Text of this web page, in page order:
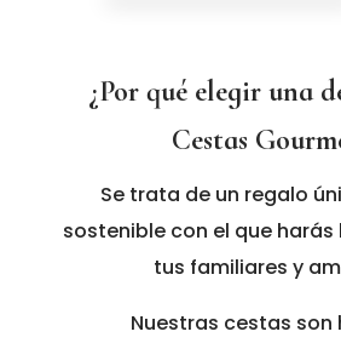
¿Por qué elegir una
Cestas
Se trata de un regalo
sostenible con el que
tus familiares y
Nuestras cestas son